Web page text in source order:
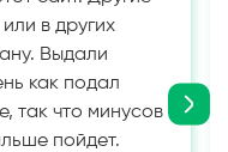
в других
Выдали
как подал
так что минусов
пойдет.